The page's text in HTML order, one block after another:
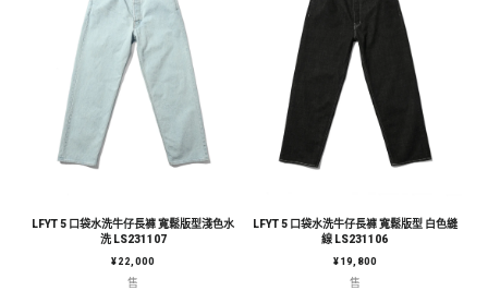
LFYT 5 口袋水洗牛仔長褲 寬鬆版型淺色水
洗 LS231107
定價
¥22,000
售
LFYT 5 口袋水洗牛仔長褲 寬鬆版型 白色縫
線 LS231106
定價
¥19,800
售